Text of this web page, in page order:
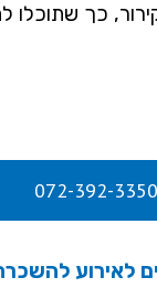
כך שתוכלו
לאירוע